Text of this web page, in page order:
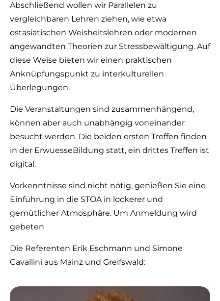
Abschließend wollen wir Parallelen zu
vergleichbaren Lehren ziehen, wie etwa
ostasiatischen Weisheitslehren oder modernen
angewandten Theorien zur Stressbewältigung. Auf
diese Weise bieten wir einen praktischen
Anknüpfungspunkt zu interkulturellen
Überlegungen.
‍Die Veranstaltungen sind zusammenhängend,
können aber auch unabhängig voneinander
besucht werden. Die beiden ersten Treffen finden
in der ErwuesseBildung statt, ein drittes Treffen ist
digital.
Vorkenntnisse sind nicht nötig, genießen Sie eine
Einführung in die STOA in lockerer und
gemütlicher Atmosphäre. Um Anmeldung wird
gebeten
‍Die Referenten Erik Eschmann und Simone
Cavallini aus Mainz und Greifswald: